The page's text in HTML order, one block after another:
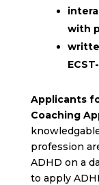
with
Applicants
Coaching
profession
ADHD on a
to apply